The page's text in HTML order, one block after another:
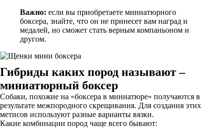
Важно: если вы приобретаете миниатюрного
боксера, знайте, что он не принесет вам наград и
медалей, но сможет стать верным компаньоном и
другом.
Гибриды каких пород называют –
миниатюрный боксер
Собаки, похожие на «боксера в миниатюре» получаются в
результате межпородного скрещивания. Для создания этих
метисов используют разные варианты вязки.
Какие комбинации пород чаще всего бывают: